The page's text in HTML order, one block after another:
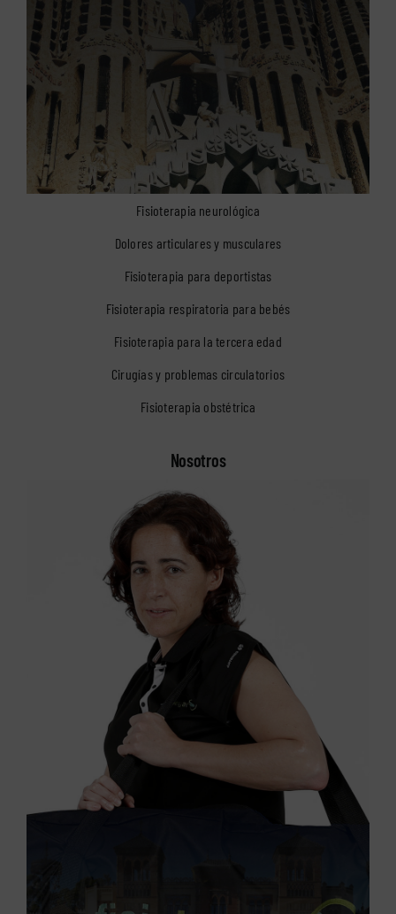
Fisioterapia neurológica
Dolores articulares y musculares
Fisioterapia para deportistas
Fisioterapia respiratoria para bebés
Fisioterapia para la tercera edad
Cirugías y problemas circulatorios
Fisioterapia obstétrica
Nosotros